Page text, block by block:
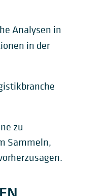
Analysen in
in der
zu
Sammeln,